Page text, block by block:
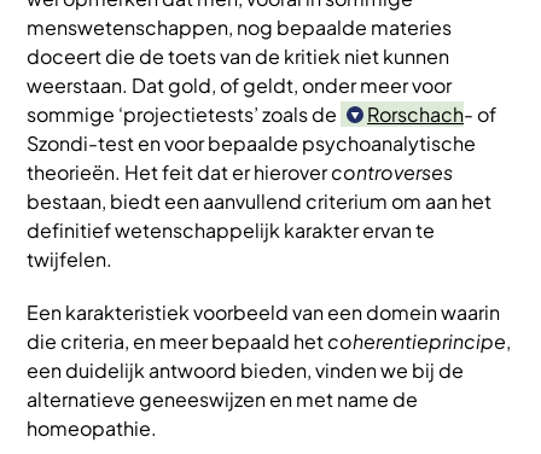
menswetenschappen, nog bepaalde materies
doceert die de toets van de kritiek niet kunnen
weerstaan. Dat gold, of geldt, onder meer voor
sommige ‘projectietests’ zoals de
Rorschach- of
Szondi-test en voor bepaalde psychoanalytische
theorieën. Het feit dat er hierovercontroverses
bestaan, biedt een aanvullend criterium om aan het
definitief wetenschappelijk karakter ervan te
twijfelen.
Een karakteristiek voorbeeld van een domein waarin
die criteria, en meer bepaald hetcoherentieprincipe,
een duidelijk antwoord bieden, vinden we bij de
alternatieve geneeswijzen en met name de
homeopathie.